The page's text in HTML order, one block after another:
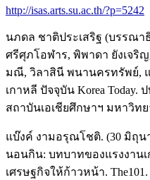
http://isas.arts.su.ac.th/?p=5242
นภดล ชาติประเสริฐ (บรรณ
ศรีศุภโอฬาร, พิพาดา ยังเจริ
มณี, วิลาสินี พนานครทรัพย์, แ
เกาหลี ปัจจุบัน Korea
สถาบันเอเชียศึกษาฯ มหาวิท
แบ๊งค์ งามอรุณโชติ. (30 มิถุน
นอนกิน: บทบาทของแรงงาน
เศรษฐกิจให้ก้าวหน้า. The101.